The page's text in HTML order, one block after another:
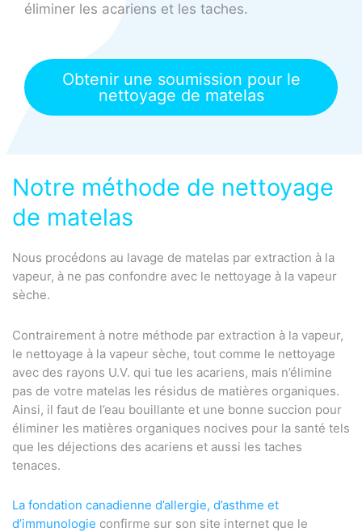
éliminer les acariens et les taches.
Obtenir une soumission pour le
nettoyage de matelas
Notre méthode de nettoyage
de matelas
Nous procédons au lavage de matelas par extraction à la
vapeur, à ne pas confondre avec le nettoyage à la vapeur
sèche.
Contrairement à notre méthode par extraction à la vapeur,
le nettoyage à la vapeur sèche, tout comme le nettoyage
avec des rayons U.V. qui tue les acariens, mais n’élimine
pas de votre matelas les résidus de matières organiques.
Ainsi, il faut de l’eau bouillante et une bonne succion pour
éliminer les matières organiques nocives pour la santé tels
que les déjections des acariens et aussi les taches
tenaces.
La fondation canadienne d’allergie, d’asthme et
d’immunologie confirme sur son site internet que le